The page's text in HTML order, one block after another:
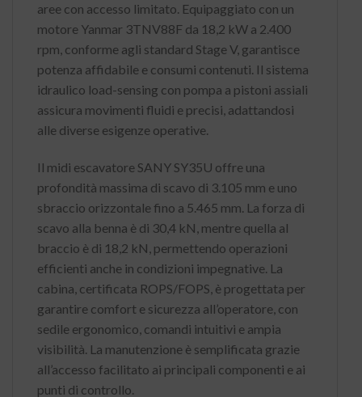
aree con accesso limitato. Equipaggiato con un
motore Yanmar 3TNV88F da 18,2 kW a 2.400
rpm, conforme agli standard Stage V, garantisce
potenza affidabile e consumi contenuti. Il sistema
idraulico load-sensing con pompa a pistoni assiali
assicura movimenti fluidi e precisi, adattandosi
alle diverse esigenze operative.
Il midi escavatore SANY SY35U offre una
profondità massima di scavo di 3.105 mm e uno
sbraccio orizzontale fino a 5.465 mm. La forza di
scavo alla benna è di 30,4 kN, mentre quella al
braccio è di 18,2 kN, permettendo operazioni
efficienti anche in condizioni impegnative. La
cabina, certificata ROPS/FOPS, è progettata per
garantire comfort e sicurezza all’operatore, con
sedile ergonomico, comandi intuitivi e ampia
visibilità. La manutenzione è semplificata grazie
all’accesso facilitato ai principali componenti e ai
punti di controllo.